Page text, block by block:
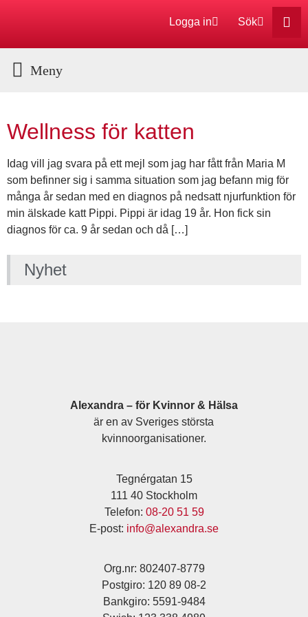
Logga in Sök
Wellness för katten
Idag vill jag svara på ett mejl som jag har fått från Maria M
som befinner sig i samma situation som jag befann mig för
många år sedan med en diagnos på nedsatt njurfunktion för
min älskade katt Pippi. Pippi är idag 19 år. Hon fick sin
diagnos för ca. 9 år sedan och då […]
Nyhet
Alexandra – för Kvinnor & Hälsa
är en av Sveriges största
kvinnoorganisationer.
Tegnérgatan 15
111 40 Stockholm
Telefon: 08-20 51 59
E-post: info@alexandra.se
Org.nr: 802407-8779
Postgiro: 120 89 08-2
Bankgiro: 5591-9484